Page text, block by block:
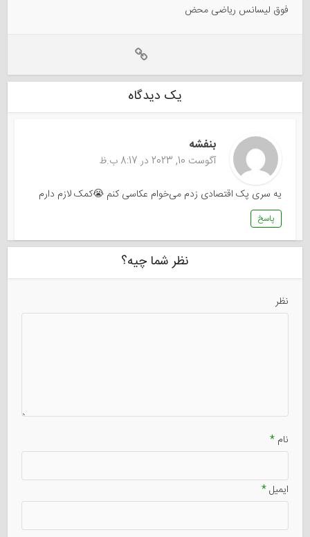
فوق لیسانس ریاضی محض
یک دیدگاه
بنفشه
آگوست 10, 2023 در 8:17 ب.ظ
یه سری پک اقتصادی زدم می‌خوام عکاسی کنم 😭کمک لازم دارم
پاسخ
نظر شما چیه؟
نظر
نام*
ایمیل*